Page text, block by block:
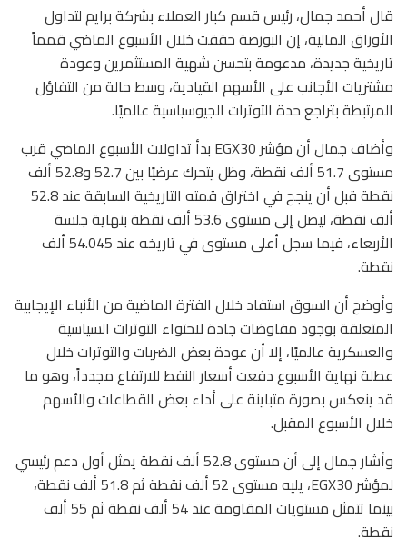
قال أحمد جمال، رئيس قسم كبار العملاء بشركة برايم لتداول
الأوراق المالية، إن البورصة حققت خلال الأسبوع الماضي قمماً
تاريخية جديدة، مدعومة بتحسن شهية المستثمرين وعودة
مشتريات الأجانب على الأسهم القيادية، وسط حالة من التفاؤل
المرتبطة بتراجع حدة التوترات الجيوسياسية عالميًا.
وأضاف جمال أن مؤشر EGX30 بدأ تداولات الأسبوع الماضي قرب
مستوى 51.7 ألف نقطة، وظل يتحرك عرضيًا بين 52.7 و52.8 ألف
نقطة قبل أن ينجح في اختراق قمته التاريخية السابقة عند 52.8
ألف نقطة، ليصل إلى مستوى 53.6 ألف نقطة بنهاية جلسة
الأربعاء، فيما سجل أعلى مستوى في تاريخه عند 54.045 ألف
نقطة.
وأوضح أن السوق استفاد خلال الفترة الماضية من الأنباء الإيجابية
المتعلقة بوجود مفاوضات جادة لاحتواء التوترات السياسية
والعسكرية عالميًا، إلا أن عودة بعض الضربات والتوترات خلال
عطلة نهاية الأسبوع دفعت أسعار النفط للارتفاع مجدداً، وهو ما
قد ينعكس بصورة متباينة على أداء بعض القطاعات والأسهم
خلال الأسبوع المقبل.
وأشار جمال إلى أن مستوى 52.8 ألف نقطة يمثل أول دعم رئيسي
لمؤشر EGX30، يليه مستوى 52 ألف نقطة ثم 51.8 ألف نقطة،
بينما تتمثل مستويات المقاومة عند 54 ألف نقطة ثم 55 ألف
نقطة.